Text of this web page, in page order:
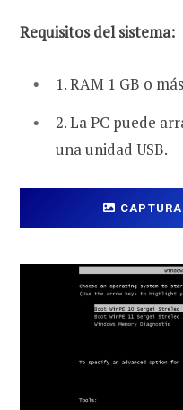
Requisitos del sistema:
1. RAM 1 GB o más
2. La PC puede
una unidad USB.